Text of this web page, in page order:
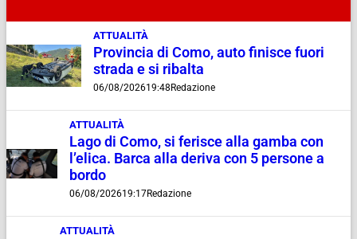
ATTUALITÀ
Provincia di Como, auto finisce fuori
strada e si ribalta
06/08/202619:48 Redazione
ATTUALITÀ
Lago di Como, si ferisce alla gamba con
l’elica. Barca alla deriva con 5 persone a
bordo
06/08/202619:17Redazione
ATTUALITÀ